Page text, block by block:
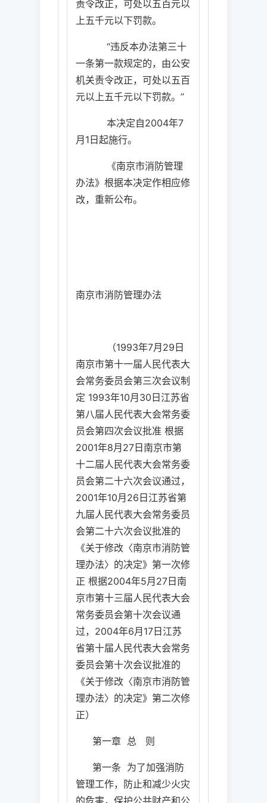
责令改正，可处以五百元以
上五千元以下罚款。
“违反本办法第三十
一条第一款规定的，由公安
机关责令改正，可处以五百
元以上五千元以下罚款。”
本决定自2004年7
月 1 日起施行。
《南京市消防管理
办法》根据本决定作相应修
改，重新公布。
南京市消防管理办法
（1993年7月 29 日
南京市第十一届人民代表大
会常务委员会第三次会议制
定 1993年10月 30 日 江苏省
第八届人民代表大会常务委
员会第四次会议批准 根据
2001年8月 27 日 南京市第
十二届人民代表大会常务委
员会第二十六次会议通过，
2001年10月 26 日 江苏省第
九届人民代表大会常务委员
会第二十六次会议批准的
《关于修改〈南京市消防管
理办法〉的决定》第一次修
正 根据2004年5月 27 日 南
京市第十三届人民代表大会
常务委员会第十次会议通
过， 2004年6月 17 日 江苏
省第十届人民代表大会常务
委员会第十次会议批准的
《关于修改〈南京市消防管
理办法〉的决定》第二次修
正）
第一章 总 则
第一条 为了加强消防
管理工作，防止和减少火灾
的危害，保护公共财产和公